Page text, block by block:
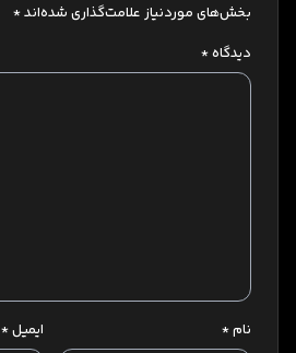
بخش‌های موردنیاز علامت‌گذاری شده‌اند*
دیدگاه*
نام* ایمیل*